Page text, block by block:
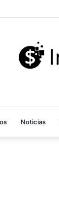
Noticias